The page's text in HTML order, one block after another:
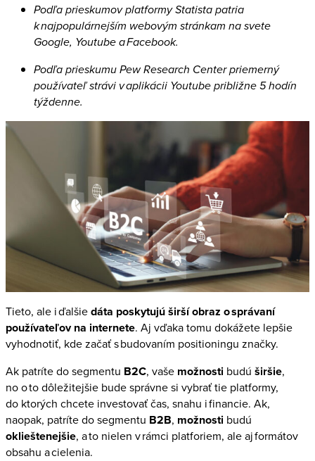
Podľa prieskumov platformy Statista patria
k najpopulárnejším webovým stránkam na svete
Google, Youtube a Facebook.
Podľa prieskumu Pew Research Center priemerný
používateľ strávi v aplikácii Youtube približne 5 hodín
týždenne.
Tieto, ale i ďalšiedáta poskytujú širší obraz o správaní
používateľov na internete. Aj vďaka tomu dokážete lepšie
vyhodnotiť, kde začať s budovaním positioningu značky.
Ak patríte do segmentu B2C, vaše možnosti budú širšie,
no o to dôležitejšie bude správne si vybrať tie platformy,
do ktorých chcete investovať čas, snahu i financie. Ak,
naopak, patríte do segmentu B2B, možnosti budú
oklieštenejšie, a to nielen v rámci platforiem, ale aj formátov
obsahu a cielenia.